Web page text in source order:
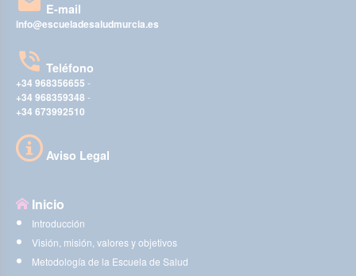
E-mail
info@escueladesaludmurcia.es
Teléfono
+34 968356655 -
+34 968359348 -
+34 673992510
Aviso Legal
Inicio
Introducción
Visión, misión, valores y objetivos
Metodología de la Escuela de Salud